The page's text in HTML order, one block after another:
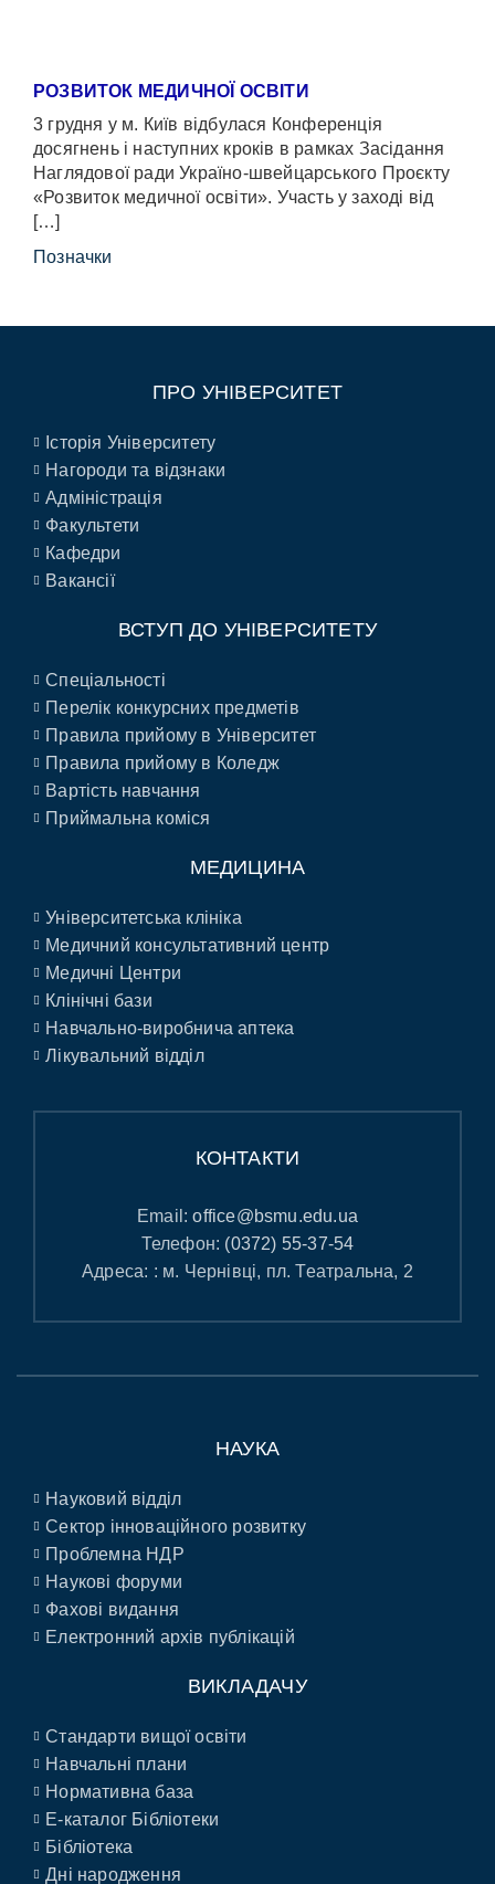
РОЗВИТОК МЕДИЧНОЇ ОСВІТИ
3 грудня у м. Київ відбулася Конференція
досягнень і наступних кроків в рамках Засідання
Наглядової ради Україно-швейцарського Проєкту
«Розвиток медичної освіти». Участь у заході від
[…]
Позначки
ПРО УНІВЕРСИТЕТ
Історія Університету
Нагороди та відзнаки
Адміністрація
Факультети
Кафедри
Вакансії
ВСТУП ДО УНІВЕРСИТЕТУ
Спеціальності
Перелік конкурсних предметів
Правила прийому в Університет
Правила прийому в Коледж
Вартість навчання
Приймальна коміся
МЕДИЦИНА
Університетська клініка
Медичний консультативний центр
Медичні Центри
Клінічні бази
Навчально-виробнича аптека
Лікувальний відділ
КОНТАКТИ
Email:office@bsmu.edu.ua
Телефон: (0372) 55-37-54
Адреса: : м. Чернівці, пл. Театральна, 2
НАУКА
Науковий відділ
Сектор інноваційного розвитку
Проблемна НДР
Наукові форуми
Фахові видання
Електронний архів публікацій
ВИКЛАДАЧУ
Стандарти вищої освіти
Навчальні плани
Нормативна база
E-каталог Бібліотеки
Бібліотека
Дні народження